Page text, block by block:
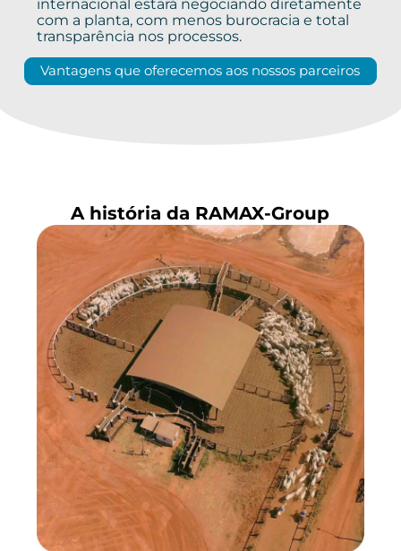
internacional estará negociando diretamente
com a planta, com menos burocracia e total
transparência nos processos.
Vantagens que oferecemos aos nossos parceiros
A história da RAMAX-Group